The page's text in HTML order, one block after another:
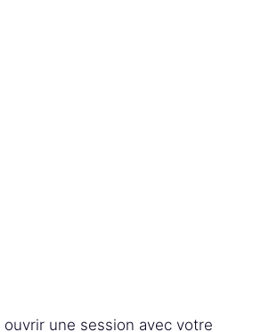
ouvrir une session avec votre